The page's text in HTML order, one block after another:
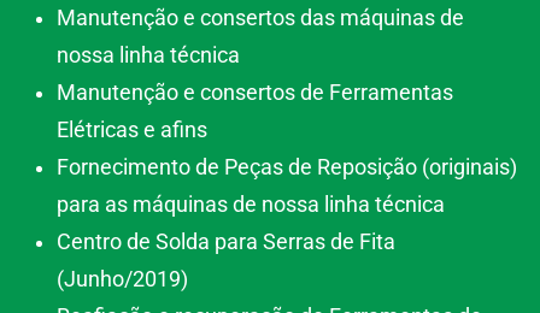
Manutenção e consertos das máquinas de
nossa linha técnica
Manutenção e consertos de Ferramentas
Elétricas e afins
Fornecimento de Peças de Reposição (originais)
para as máquinas de nossa linha técnica
Centro de Solda para Serras de Fita
(Junho/2019)